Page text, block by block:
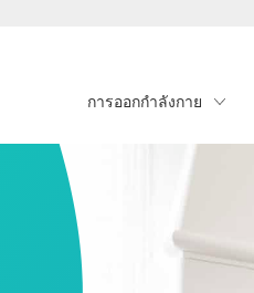
การออกกำลังกาย